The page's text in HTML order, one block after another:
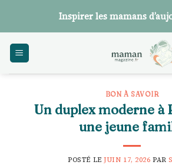
content
Inspirer les mamans
BON À SAVOIR
Un duplex moderne à
une jeune
POSTÉ LEJUIN 17, 2026 PAR